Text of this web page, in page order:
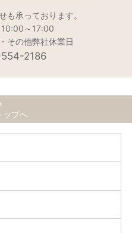
も承っております。
～17:00
その他弊社休業日
2186
ップへ